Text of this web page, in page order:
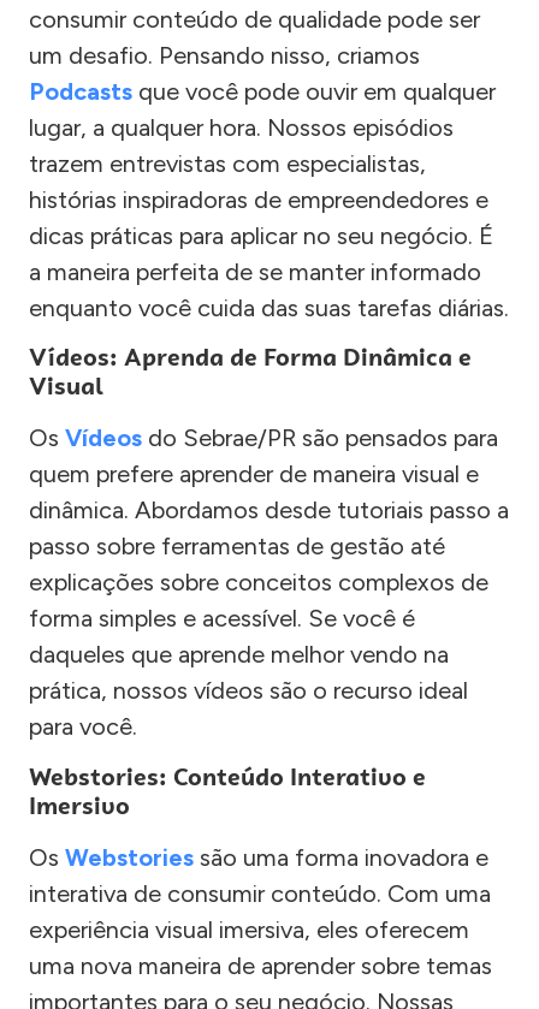
consumir conteúdo de qualidade pode ser
um desafio. Pensando nisso, criamos
Podcasts que você pode ouvir em qualquer
lugar, a qualquer hora. Nossos episódios
trazem entrevistas com especialistas,
histórias inspiradoras de empreendedores e
dicas práticas para aplicar no seu negócio. É
a maneira perfeita de se manter informado
enquanto você cuida das suas tarefas diárias.
Vídeos: Aprenda de Forma Dinâmica e
Visual
Os Vídeos do Sebrae/PR são pensados para
quem prefere aprender de maneira visual e
dinâmica. Abordamos desde tutoriais passo a
passo sobre ferramentas de gestão até
explicações sobre conceitos complexos de
forma simples e acessível. Se você é
daqueles que aprende melhor vendo na
prática, nossos vídeos são o recurso ideal
para você.
Webstories: Conteúdo Interativo e
Imersivo
Os Webstories são uma forma inovadora e
interativa de consumir conteúdo. Com uma
experiência visual imersiva, eles oferecem
uma nova maneira de aprender sobre temas
importantes para o seu negócio. Nossas